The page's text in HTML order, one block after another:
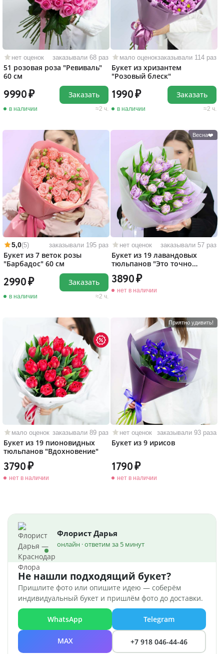
нет оценок заказывали 68 раз
51 розовая роза "Ревиваль"
60 см
9990
в наличии 2 ч.
Заказать
мало оценокзаказывали 114 раз
Букет из хризантем
"Розовый блеск"
1990
в наличии 2 ч.
Заказать
5,0(5) заказывали 195 раз
Букет из 7 веток розы
"Барбадос" 60 см
2990
в наличии 2 ч.
Заказать
Весна❤️
нет оценок заказывали 57 раз
Букет из 19 лавандовых
тюльпанов "Это точно
любовь!"
3890
нет в наличии
мало оценок заказывали 89 раз
Букет из 19 пионовидных
тюльпанов "Вдохновение"
3790
нет в наличии
Приятно удивить!
нет оценок заказывали 93 раза
Букет из 9 ирисов
1790
нет в наличии
Флорист Дарья
онлайн · ответим за 5 минут
Не нашли подходящий букет?
Пришлите фото или опишите идею — соберём
индивидуальный букет и пришлём фото до доставки.
WhatsApp Telegram
MAX +7 918 046-44-46